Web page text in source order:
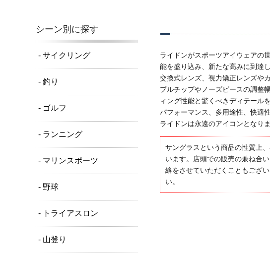
シーン別に探す
- サイクリング
- 釣り
- ゴルフ
- ランニング
- マリンスポーツ
- 野球
- トライアスロン
- 山登り
ライドンがスポーツアイウェアの
能を盛り込み、新たな高みに到達し
交換式レンズ、視力矯正レンズや
プルチップやノーズピースの調整
ィング性能と驚くべきディテール
パフォーマンス、多用途性、快適
ライドンは永遠のアイコンとなりま
サングラスという商品の性質上
います。店頭での販売の兼ね合
絡をさせていただくこともござ
い。